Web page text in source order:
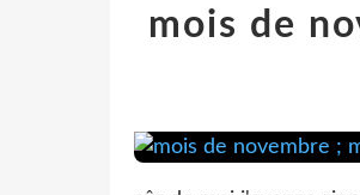
mois de